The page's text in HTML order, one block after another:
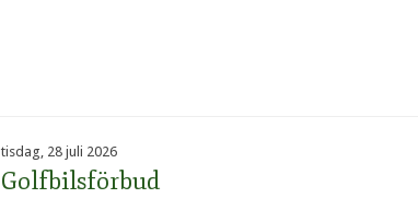
tisdag, 28 juli 2026
Golfbilsförbud